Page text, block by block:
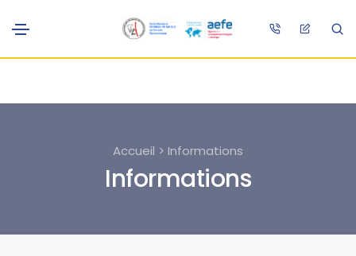
Accueil > Informations
Informations